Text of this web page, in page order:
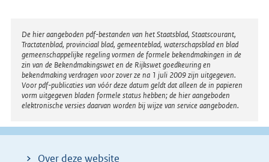
Disclaimer
De hier aangeboden pdf-bestanden van het Staatsblad, Staatscourant,
Tractatenblad, provinciaal blad, gemeenteblad, waterschapsblad en blad
gemeenschappelijke regeling vormen de formele bekendmakingen in de
zin van de Bekendmakingswet en de Rijkswet goedkeuring en
bekendmaking verdragen voor zover ze na 1 juli 2009 zijn uitgegeven.
Voor pdf-publicaties van vóór deze datum geldt dat alleen de in papieren
vorm uitgegeven bladen formele status hebben; de hier aangeboden
elektronische versies daarvan worden bij wijze van service aangeboden.
Over deze website